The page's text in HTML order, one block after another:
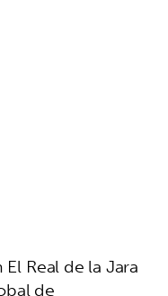
Real de la Jara
de